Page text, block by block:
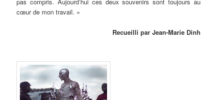
cœur de mon travail. »
Recueilli par Jean-Marie Dinh